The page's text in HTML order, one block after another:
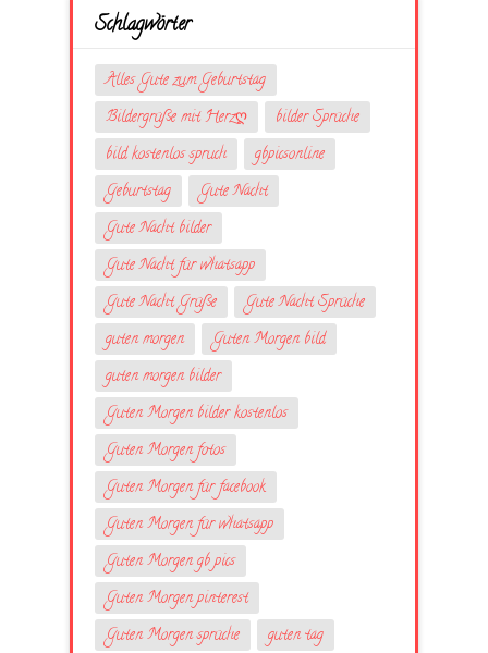
Schlagwörter
Alles Gute zum Geburtstag
Bildergrüße mit Herzღ
bilder Sprüche
bild kostenlos spruch
gbpicsonline
Geburtstag
Gute Nacht
Gute Nacht bilder
Gute Nacht für whatsapp
Gute Nacht Grüße
Gute Nacht Sprüche
guten morgen
Guten Morgen bild
guten morgen bilder
Guten Morgen bilder kostenlos
Guten Morgen fotos
Guten Morgen für facebook
Guten Morgen für whatsapp
Guten Morgen gb pics
Guten Morgen pinterest
Guten Morgen sprüche
guten tag